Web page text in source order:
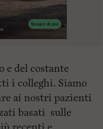
e del costante
i colleghi. Siamo
ai nostri pazienti
basati sulle